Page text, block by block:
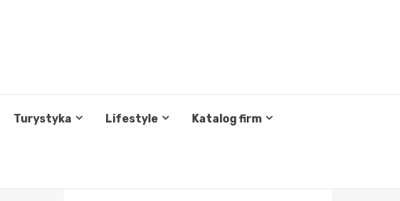
Turystyka Lifestyle Katalog firm